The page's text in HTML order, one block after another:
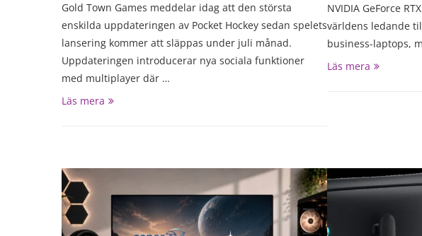
Gold Town Games meddelar idag att den största
enskilda uppdateringen av Pocket Hockey sedan spelets
lansering kommer att släppas under juli månad.
Uppdateringen introducerar nya sociala funktioner
med multiplayer där …
Läs mera
NVIDIA GeForce
världens ledande
business-laptops,
Läs mera